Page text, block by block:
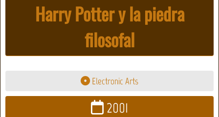
Harry Potter y la piedra
filosofal
Electronic Arts
2001